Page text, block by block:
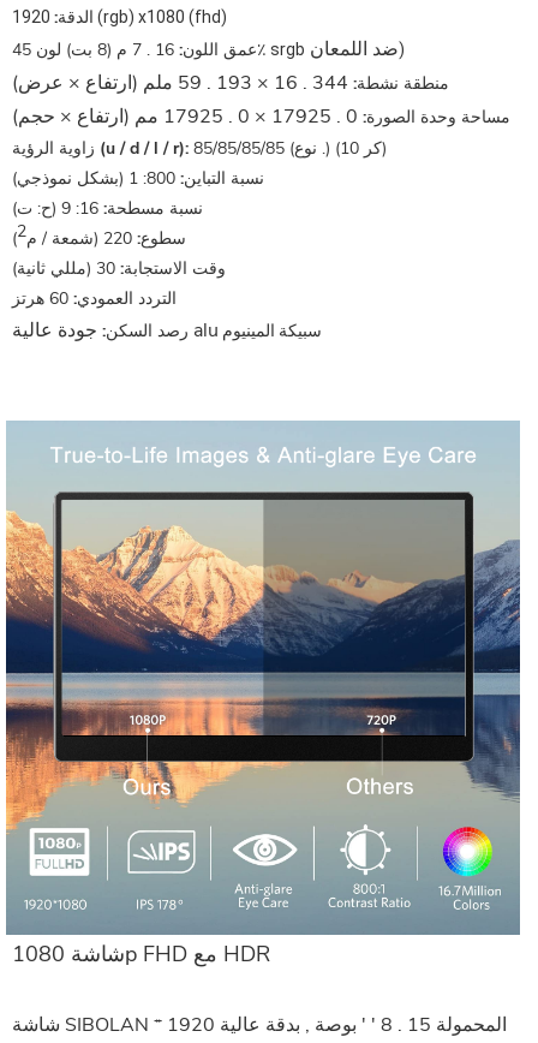
الدقة: 1920 (rgb) x1080 (fhd)
عمق اللون:16 . 7 م (8 بت) لون 45٪ srgb ضد اللمعان)
منطقة نشطة:
مساحة وحدة الصورة:
زاوية الرؤية (u / d / l / r):
85/85/85/85 (نوع .) (كر 10)
نسبة التباين:
نسبة مسطحة:
سطوع:
2
)
وقت الاستجابة:
التردد العمودي:
رصد السكن: جودة عالية alu سبيكة المينيوم
شاشة 1080p FHD مع HDR
شاشة SIBOLAN المحمولة 15 . 8 ' ' بوصة , بدقة عالية 1920 *